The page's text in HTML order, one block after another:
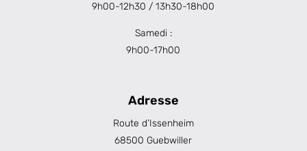
9h00-12h30 / 13h30-18h00
Samedi :
9h00-17h00
Adresse
Route d’Issenheim
68500 Guebwiller